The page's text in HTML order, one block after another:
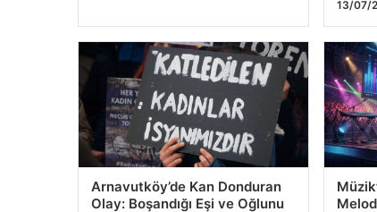
Schengen’de ‘güvenilir kişiler’
düzenlemesi masada: Kimler
uzun dönem vize alabilecek?
14/07/2026
Yendi
13/07/